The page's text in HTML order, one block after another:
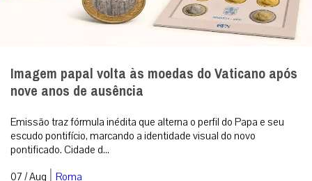
Imagem papal volta às moedas do Vaticano após
nove anos de ausência
Emissão traz fórmula inédita que alterna o perfil do Papa e seu
escudo pontifício, marcando a identidade visual do novo
pontificado. Cidade d...
07 / Aug | Roma